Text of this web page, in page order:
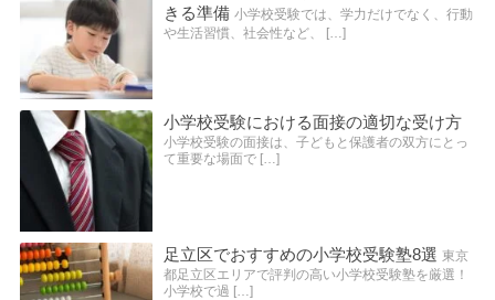
きる準備 小学校受験では、学力だけでなく、行動
や生活習慣、社会性など、 […]
小学校受験における面接の適切な受け方
小学校受験の面接は、子どもと保護者の双方にとっ
て重要な場面で […]
足立区でおすすめの小学校受験塾8選 東京
都足立区エリアで評判の高い小学校受験塾を厳選！
小学校で過 […]